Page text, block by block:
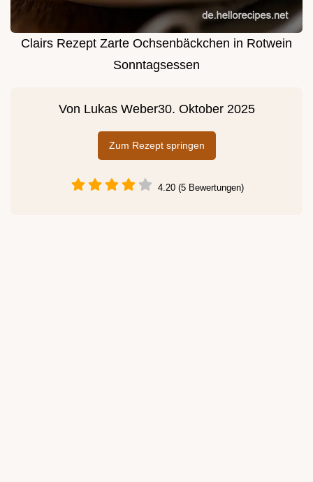
Clairs Rezept Zarte Ochsenbäckchen in Rotwein
Sonntagsessen
Von Lukas Weber30. Oktober 2025
Zum Rezept springen
4.20 (5 Bewertungen)